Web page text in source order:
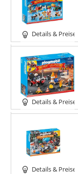
Details & Preise
Details & Preise
Details & Preise